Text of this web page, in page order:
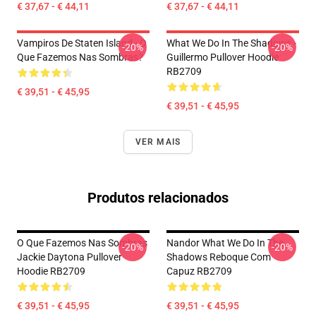
€ 37,67 - € 44,11 € 37,67 - € 44,11
Vampiros De Staten Island - O
Que Fazemos Nas Sombras?
€ 39,51 - € 45,95
-20%
What We Do In The Shadows -
Guillermo Pullover Hoodie
RB2709
€ 39,51 - € 45,95
-20%
VER MAIS
Produtos relacionados
O Que Fazemos Nas Sombras
Jackie Daytona Pullover
Hoodie RB2709
€ 39,51 - € 45,95
-20%
Nandor What We Do In The
Shadows Reboque Com
Capuz RB2709
€ 39,51 - € 45,95
-20%